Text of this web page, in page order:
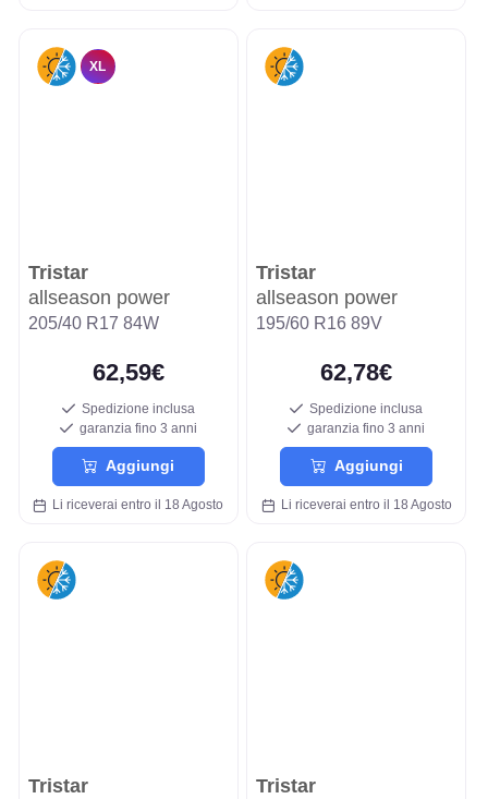
XL
Tristar
allseason power
205/40 R17 84W
62,59€
Spedizione inclusa
garanzia fino 3 anni
Aggiungi
Li riceverai entro il 18 Agosto
Tristar
allseason power
195/60 R16 89V
62,78€
Spedizione inclusa
garanzia fino 3 anni
Aggiungi
Li riceverai entro il 18 Agosto
Tristar
Tristar